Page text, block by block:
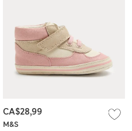
M&S
CA$28,99